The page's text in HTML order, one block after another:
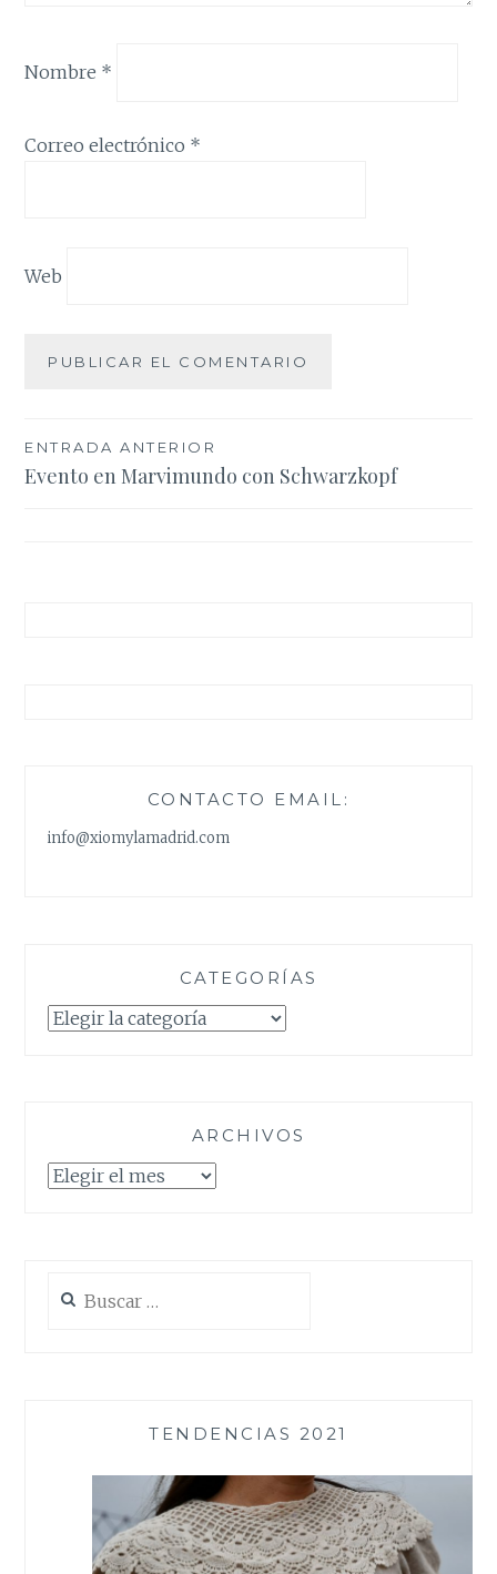
Nombre *
Correo electrónico *
Web
Navegación
de
ENTRADA ANTERIOR
Evento en Marvimundo con Schwarzkopf
CONTACTO EMAIL:
info@xiomylamadrid.com
CATEGORÍAS
Categorías
ARCHIVOS
Archivos
TENDENCIAS 2021